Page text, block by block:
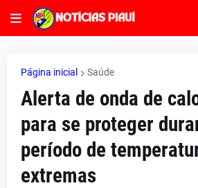
Página inicial Saúde
Alerta de onda de
para se proteger
período de
extremas